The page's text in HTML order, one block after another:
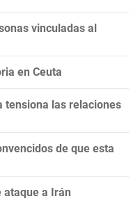
vinculadas al
en Ceuta
tensiona las relaciones
de que esta
ataque a Irán